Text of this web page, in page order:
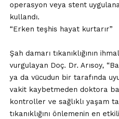
operasyon veya stent
kullandı.
“Erken teşhis hayat kurtarır”
Şah damarı tıkanıklığının
vurgulayan Doç. Dr. Arısoy,
ya da vücudun bir tarafında
vakit kaybetmeden doktora
kontroller ve sağlıklı yaşam
tıkanıklığını önlemenin en